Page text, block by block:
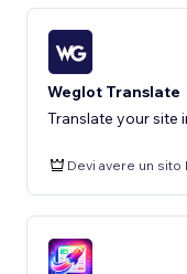
Weglot Translate
Translate your site
Devi avere un sito